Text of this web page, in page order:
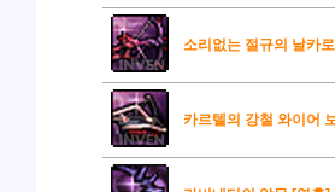
소리없는 절규의 날카
카르텔의 강철 와이어